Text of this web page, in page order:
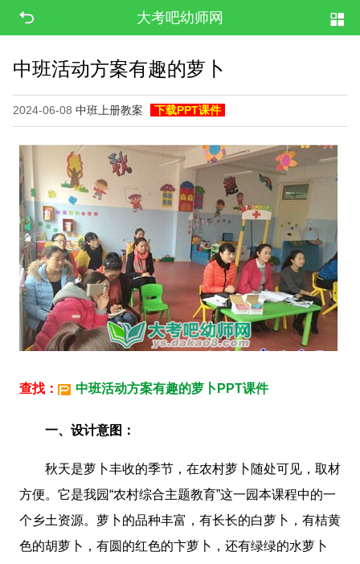
大考吧幼师网
中班活动方案有趣的萝卜
2024-06-08 中班上册教案 下载PPT课件
查找： 中班活动方案有趣的萝卜PPT课件
一、设计意图：
秋天是萝卜丰收的季节，在农村萝卜随处可见，取材
方便。它是我园“农村综合主题教育”这一园本课程中的一
个乡土资源。萝卜的品种丰富，有长长的白萝卜，有桔黄
色的胡萝卜，有圆的红色的卞萝卜，还有绿绿的水萝卜